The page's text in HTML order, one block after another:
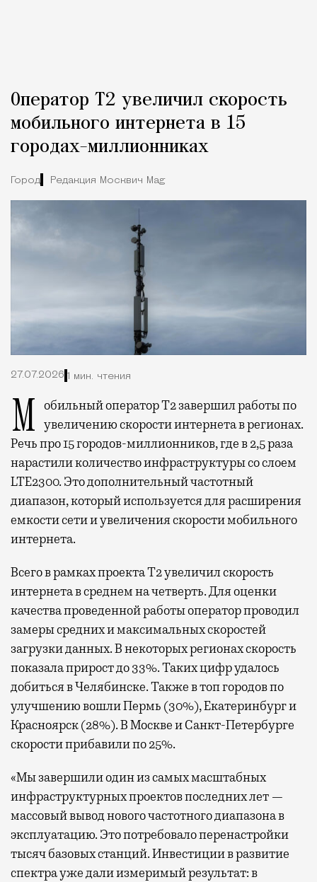
Оператор Т2 увеличил скорость
мобильного интернета в 15
городах-миллионниках
Город Редакция Москвич Mag
27.07.2026 1 мин. чтения
Мобильный оператор Т2 завершил работы по увеличению скорости интернета в регионах.
Речь про 15 городов-миллионников, где в 2,5 раза
нарастили количество инфраструктуры со слоем
LTE2300. Это дополнительный частотный
диапазон, который используется для расширения
емкости сети и увеличения скорости мобильного
интернета.
Всего в рамках проекта Т2 увеличил скорость
интернета в среднем на четверть. Для оценки
качества проведенной работы оператор проводил
замеры средних и максимальных скоростей
загрузки данных. В некоторых регионах скорость
показала прирост до 33%. Таких цифр удалось
добиться в Челябинске. Также в топ городов по
улучшению вошли Пермь (30%), Екатеринбург и
Красноярск (28%). В Москве и Санкт-Петербурге
скорости прибавили по 25%.
«Мы завершили один из самых масштабных
инфраструктурных проектов последних лет —
массовый вывод нового частотного диапазона в
эксплуатацию. Это потребовало перенастройки
тысяч базовых станций. Инвестиции в развитие
спектра уже дали измеримый результат: в